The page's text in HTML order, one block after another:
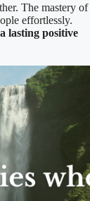
The mastery of
effortlessly.
lasting positive